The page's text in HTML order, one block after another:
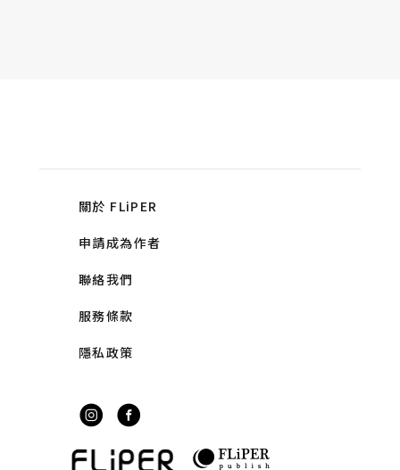
關於 FLiPER
申請成為作者
聯絡我們
服務條款
隱私政策